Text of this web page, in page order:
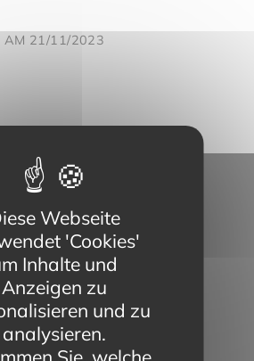
AM 21/11/2023
Webseite
'Cookies'
Inhalte und
Anzeigen zu
und zu
analysieren.
Sie, welche